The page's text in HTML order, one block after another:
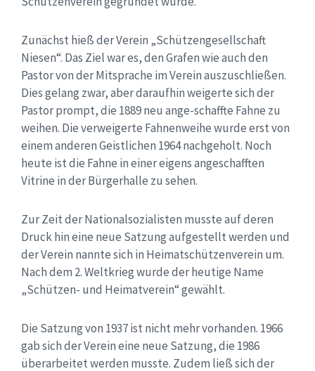
Zunächst hieß der Verein „Schützengesellschaft
Niesen“. Das Ziel war es, den Grafen wie auch den
Pastor von der Mitsprache im Verein auszuschließen.
Dies gelang zwar, aber daraufhin weigerte sich der
Pastor prompt, die 1889 neu ange-schaffte Fahne zu
weihen. Die verweigerte Fahnenweihe wurde erst von
einem anderen Geistlichen 1964 nachgeholt. Noch
heute ist die Fahne in einer eigens angeschafften
Vitrine in der Bürgerhalle zu sehen.
Zur Zeit der Nationalsozialisten musste auf deren
Druck hin eine neue Satzung aufgestellt werden und
der Verein nannte sich in Heimatschützenverein um.
Nach dem 2. Weltkrieg wurde der heutige Name
„Schützen- und Heimatverein“ gewählt.
Die Satzung von 1937 ist nicht mehr vorhanden. 1966
gab sich der Verein eine neue Satzung, die 1986
überarbeitet werden musste. Zudem ließ sich der